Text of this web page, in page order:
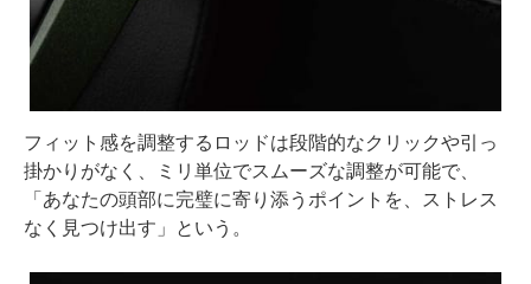
フィット感を調整するロッドは段階的なクリックや引っ
掛かりがなく、ミリ単位でスムーズな調整が可能で、
「あなたの頭部に完璧に寄り添うポイントを、ストレス
なく見つけ出す」という。